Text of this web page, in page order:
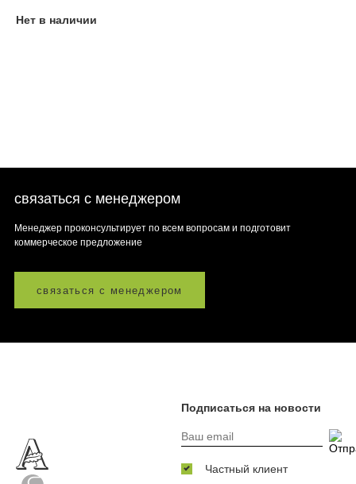
Нет в наличии
связаться с менеджером
Менеджер проконсультирует по всем вопросам и подготовит
коммерческое предложение
связаться с менеджером
Подписаться на новости
Частный клиент